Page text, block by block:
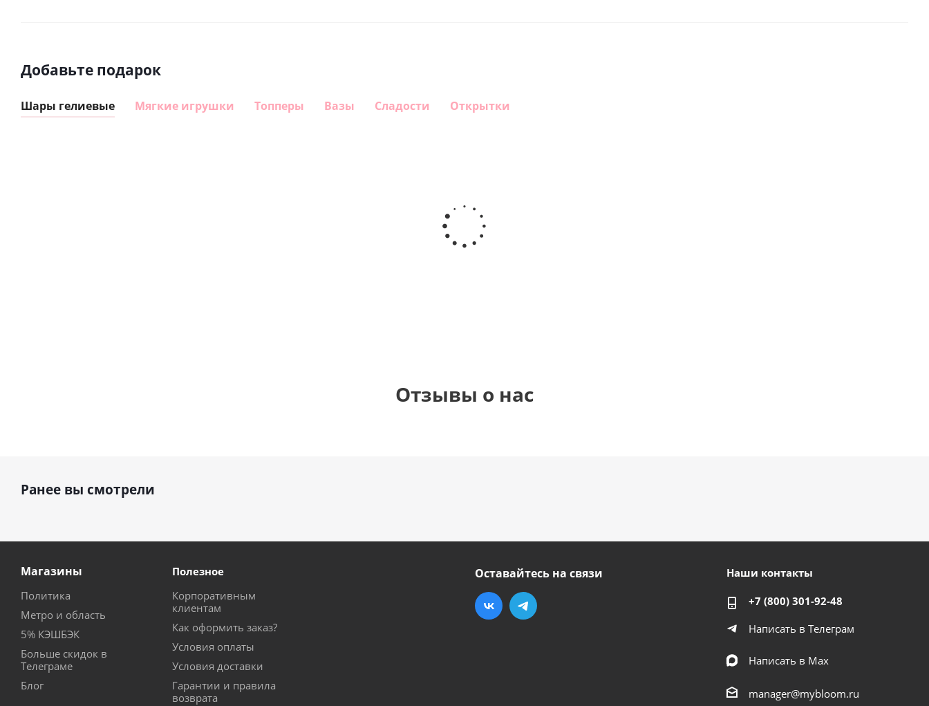
Добавьте подарок
Шары гелиевые Мягкие игрушки Топперы Вазы Сладости Открытки
гелиевый
цифра 1
(40х102
Отзывы о нас
Ранее вы смотрели
Магазины
Политика
Метро и область
5% КЭШБЭК
Больше скидок в
Телеграме
Блог
Полезное
Корпоративным
клиентам
Как оформить заказ?
Условия оплаты
Условия доставки
Гарантии и правила
возврата
Оставайтесь на связи Наши контакты
+7 (800) 301-92-48
Написать в Телеграм
Написать в Мах
manager@mybloom.ru